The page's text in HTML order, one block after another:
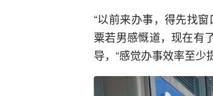
“以前来办事，得先找
粟若男感慨道，现在有
导，“感觉办事效率至少